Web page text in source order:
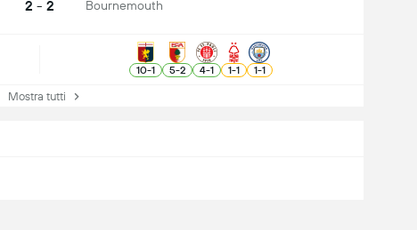
2 - 2 Bournemouth
10-1 5-2 4-1 1-1 1-1
Mostra tutti